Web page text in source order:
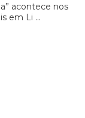
acontece nos
em Li ...